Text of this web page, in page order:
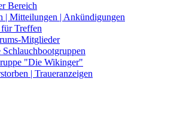
Bereich
Mitteilungen | Ankündigungen
Treffen
Mitglieder
"Die Wikinger"
| Traueranzeigen